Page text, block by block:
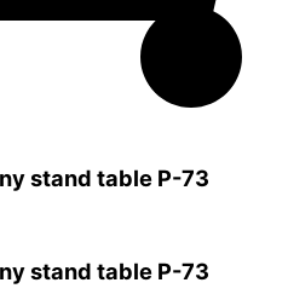
stand table P-73
stand table P-73